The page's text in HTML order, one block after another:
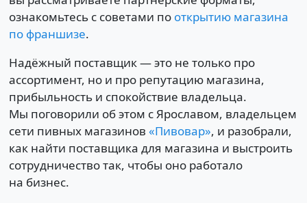
ознакомьтесь с советами по открытию магазина
по франшизе.
Надёжный поставщик — это не только про
ассортимент, но и про репутацию магазина,
прибыльность и спокойствие владельца.
Мы поговорили об этом с Ярославом, владельцем
сети пивных магазинов «Пивовар», и разобрали,
как найти поставщика для магазина и выстроить
сотрудничество так, чтобы оно работало
на бизнес.